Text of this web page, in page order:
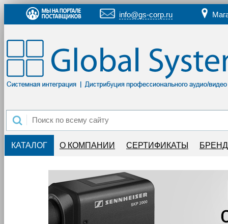
info@gs-corp.ru
КАТАЛОГ О КОМПАНИИ СЕРТИФИКАТЫ